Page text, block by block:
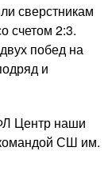
сверстникам
счетом 2:3.
побед на
и
Центр наши
СШ им.